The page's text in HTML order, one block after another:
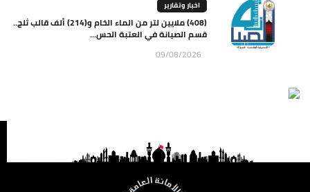
اخبار وتقارير
(408) ملايين لتر من الماء الخام و(214) ألف قالب ثلج..
قسم الصيانة في العتبة الحس...
09/08/2026